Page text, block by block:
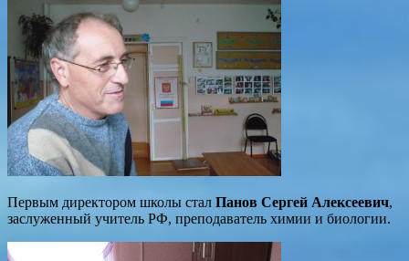
Первым директором школы стал Панов Сергей Алексеевич,
заслуженный учитель РФ, преподаватель химии и биологии.